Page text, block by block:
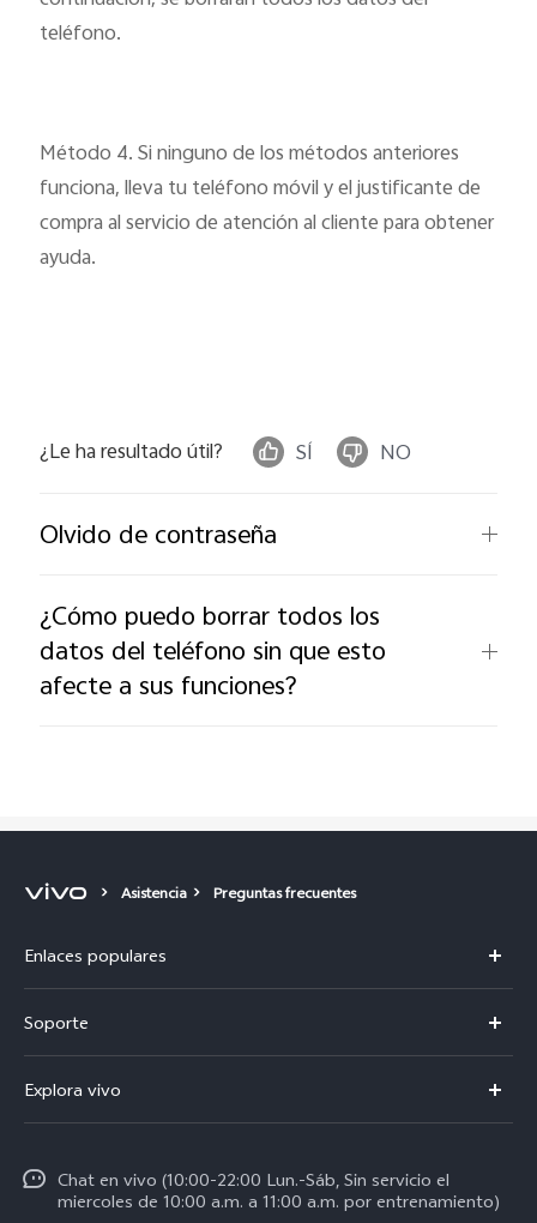
teléfono.
Método 4. Si ninguno de los métodos anteriores
funciona, lleva tu teléfono móvil y el justificante de
compra al servicio de atención al cliente para obtener
ayuda.
¿Le ha resultado útil? SÍ NO
Olvido de contraseña
¿Cómo puedo borrar todos los
datos del teléfono sin que esto
afecte a sus funciones?
Asistencia Preguntas frecuentes
Enlaces populares
V60 Lite 5G
Y21d
Y38 5G
Soporte
Funtouch OS
Autenticación de IMEI
Explora vivo
La vida en vivo
Chat en vivo (10:00-22:00 Lun.-Sáb, Sin servicio el
miercoles de 10:00 a.m. a 11:00 a.m. por entrenamiento)